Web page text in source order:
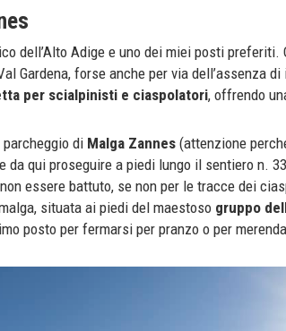
dell’Alto Adige e uno dei miei posti preferiti.
Gardena, forse anche per via dell’assenza
per scialpinisti e ciaspolatori, offrendo
di Malga Zannes (attenzione
da qui proseguire a piedi lungo il sentiero n.
essere battuto, se non per le tracce dei
situata ai piedi del maestoso gruppo
posto per fermarsi per pranzo o per